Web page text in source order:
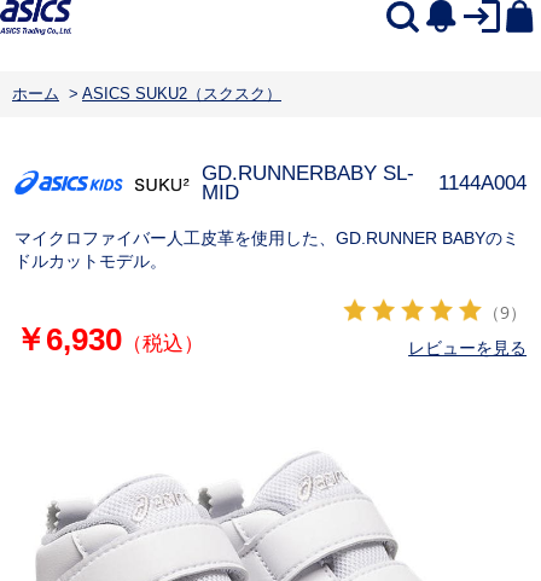
ホーム > ASICS SUKU2（スクスク）
GD.RUNNERBABY SL-
MID
1144A004
マイクロファイバー人工皮革を使用した、GD.RUNNER BABYのミ
ドルカットモデル。
￥6,930（税込）
（9）
レビューを見る